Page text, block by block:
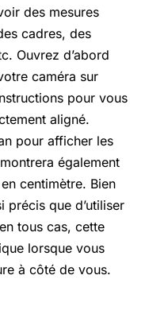
des mesures
cadres, des
Ouvrez d’abord
caméra sur
pour vous
aligné.
pour afficher les
également
centimètre. Bien
précis que d’utiliser
tous cas, cette
lorsque vous
à côté de vous.